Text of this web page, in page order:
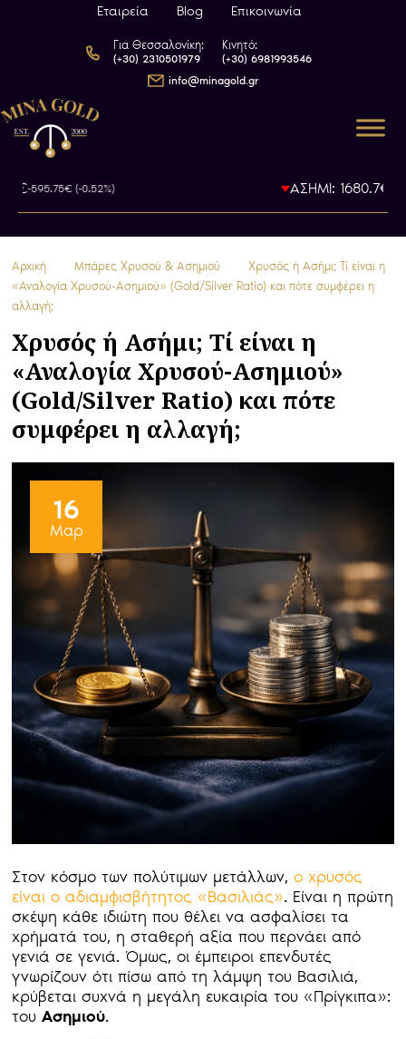
Εταιρεία Blog Επικοινωνία
Για Θεσσαλονίκη:
(+30) 2310501979
Κινητό:
(+30) 6981993546
info@minagold.gr
-595.75€ (-0.52%) ΑΣΗΜΙ: 1680.7€-19.10€
Αρχική Μπάρες Χρυσού & Ασημιού
Χρυσός ή Ασήμι; Τί είναι η
«Αναλογία Χρυσού-Ασημιού» (Gold/Silver Ratio) και πότε συμφέρει η
αλλαγή;
Χρυσός ή Ασήμι; Τί είναι η
«Αναλογία Χρυσού-Ασημιού»
(Gold/Silver Ratio) και πότε
συμφέρει η αλλαγή;
16
Μαρ
Στον κόσμο των πολύτιμων μετάλλων,ο χρυσός
είναι ο αδιαμφισβήτητος «Βασιλιάς». Είναι η πρώτη
σκέψη κάθε ιδιώτη που θέλει να ασφαλίσει τα
χρήματά του, η σταθερή αξία που περνάει από
γενιά σε γενιά. Όμως, οι έμπειροι επενδυτές
γνωρίζουν ότι πίσω από τη λάμψη του Βασιλιά,
κρύβεται συχνά η μεγάλη ευκαιρία του «Πρίγκιπα»:
τουΑσημιού.